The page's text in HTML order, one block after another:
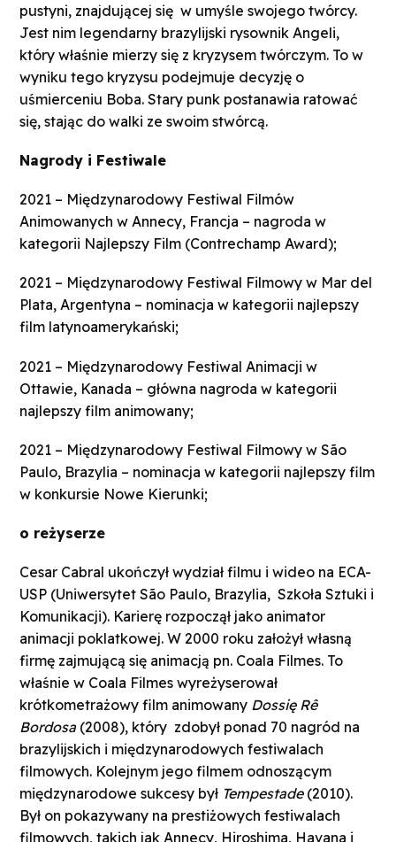
pustyni, znajdującej się w umyśle swojego twórcy.
Jest nim legendarny brazylijski rysownik Angeli,
który właśnie mierzy się z kryzysem twórczym. To w
wyniku tego kryzysu podejmuje decyzję o
uśmierceniu Boba. Stary punk postanawia ratować
się, stając do walki ze swoim stwórcą.
Nagrody i Festiwale
2021 – Międzynarodowy Festiwal Filmów
Animowanych w Annecy, Francja – nagroda w
kategorii Najlepszy Film (Contrechamp Award);
2021 – Międzynarodowy Festiwal Filmowy w Mar del
Plata, Argentyna – nominacja w kategorii najlepszy
film latynoamerykański;
2021 – Międzynarodowy Festiwal Animacji w
Ottawie, Kanada – główna nagroda w kategorii
najlepszy film animowany;
2021 – Międzynarodowy Festiwal Filmowy w São
Paulo, Brazylia – nominacja w kategorii najlepszy film
w konkursie Nowe Kierunki;
o reżyserze
Cesar Cabral ukończył wydział filmu i wideo na ECA-
USP (Uniwersytet São Paulo, Brazylia, Szkoła Sztuki i
Komunikacji). Karierę rozpoczął jako animator
animacji poklatkowej. W 2000 roku założył własną
firmę zajmującą się animacją pn. Coala Filmes. To
właśnie w Coala Filmes wyreżyserował
krótkometrażowy film animowany Dossię Rê
Bordosa(2008), który zdobył ponad 70 nagród na
brazylijskich i międzynarodowych festiwalach
filmowych. Kolejnym jego filmem odnoszącym
międzynarodowe sukcesy był Tempestade(2010).
Był on pokazywany na prestiżowych festiwalach
filmowych, takich jak Annecy, Hiroshima, Havana i